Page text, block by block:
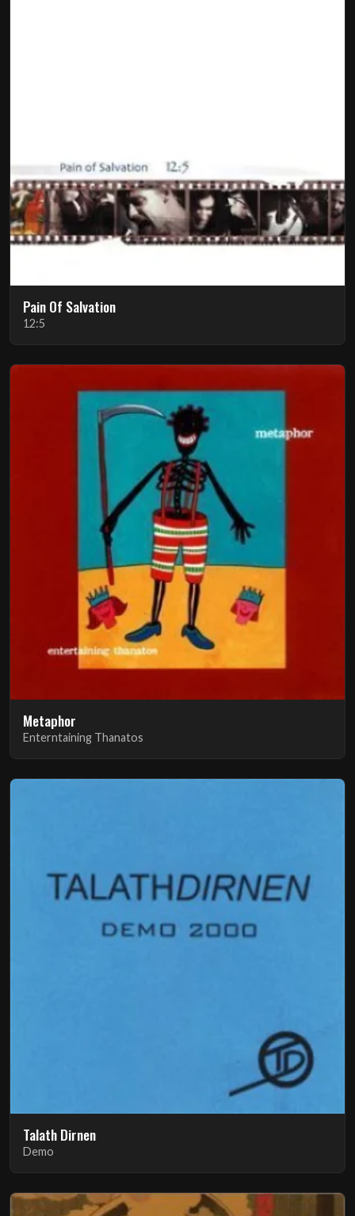
Pain Of Salvation
12:5
Metaphor
Enterntaining Thanatos
Talath Dirnen
Demo